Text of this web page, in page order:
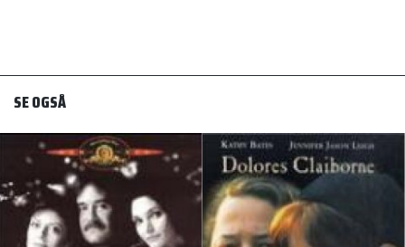
SE OGSÅ